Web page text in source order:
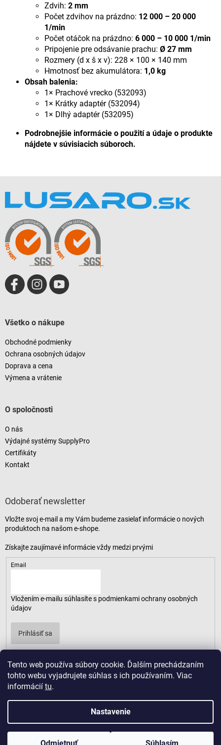
Tento web používa súbory cookie. Ďalším prechádzaním
tohto webu vyjadrujete súhlas s ich používaním. Viac
informácií tu.
Nastavenie
Zdvih: 2 mm
Počet zdvihov na prázdno: 12 000 – 20 000
1/min
Počet otáčok na prázdno: 6 000 – 10 000 1/min
Pripojenie pre odsávanie prachu: Ø 27 mm
Rozmery (d x š x v): 228 × 100 × 140 mm
Hmotnosť bez akumulátora: 1,0 kg
Obsah balenia:
1× Prachové vrecko (532093)
1× Krátky adaptér (532094)
1× Dlhý adaptér (532095)
Podrobnejšie informácie o použití a údaje o produkte
nájdete v súvisiacich súboroch.
Všetko o nákupe
Obchodné podmienky
Ochrana osobných údajov
Doprava a cena
Výmena a vrátenie
O spoločnosti
O nás
Výdajné systémy SupplyPro
Certifikáty
Kontakt
Odoberať newsletter
Vložte svoj e-mail a my Vám budeme zasielať informácie o nových
produktoch na našom e-shope.
Email
Vložením e-mailu súhlasíte s podmienkami ochrany osobných
údajov
Prihlásiť sa